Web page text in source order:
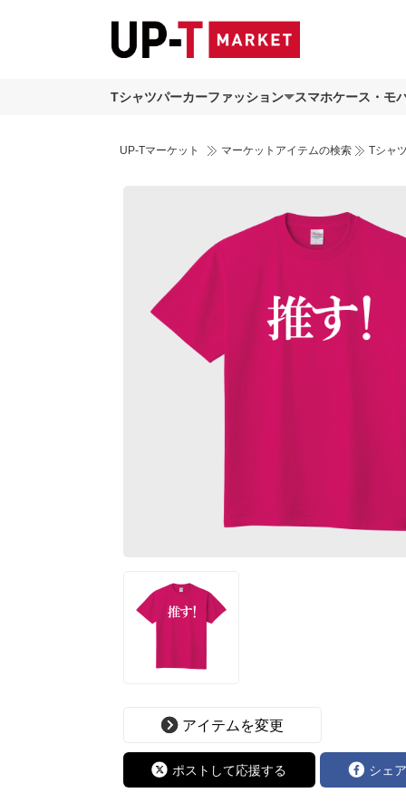
Tシャツパーカーファッション スマホケース・モ
UP-Tマーケット マーケットアイテムの検索 Tシャ
アイテムを変更
ポストして応援する シェ